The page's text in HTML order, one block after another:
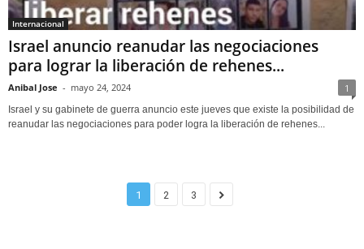
Internacional
Israel anuncio reanudar las negociaciones
para lograr la liberación de rehenes...
Anibal Jose - mayo 24, 2024 1
Israel y su gabinete de guerra anuncio este jueves que existe la posibilidad de
reanudar las negociaciones para poder logra la liberación de rehenes...
1 2 3